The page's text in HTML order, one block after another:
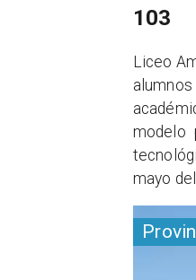
103
Liceo
modelo
mayo